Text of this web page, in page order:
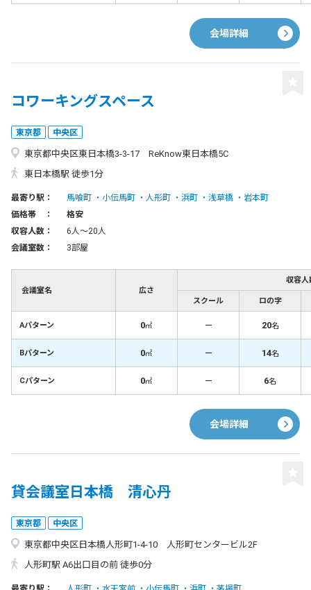
会場詳細
コワーキングスペース
東京都 中央区
東京都中央区東日本橋3-3-17 ReKnow東日本橋5C
東日本橋駅 徒歩1分
最寄り駅： 馬喰町 小伝馬町 人形町 浜町 浅草橋
岩本町
価格帯 ：
格安
収容人数：
6人〜20人
会議室数：
3部屋
会議室名 広さ
収容人
スクール ロの字
Aパターン 0㎡ － 20名
Bパターン 0㎡ － 14名
Cパターン 0㎡ － 6名
会場詳細
貸会議室日本橋 清心丹
東京都 中央区
東京都中央区日本橋人形町1-4-10 人形町センタービル2F
人形町駅 A6出口目の前 徒歩0分